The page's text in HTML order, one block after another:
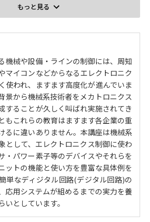
子 / IC / トランジスタ・タイマ回路 / パル
低周波電圧増幅回路 / 負帰還増幅回路
/ ブール代数・論理式 / 論理図記号 / 基
/ CMOS / デコーダとエンコーダ / マ
デマルチプレクサ / 加算器（アダー） /
プ / RS-フリップフロップ / D-フリップ
リップフロップ / マスタースレーブ方
ガ方式 / カウンタ / レジスタ / 組合せ回
CPUとメモリ / ソフトロジック / マイク
/ ASIC / PLD・PLA / ゲートアレイ
い方
ガティブ・フィードバック / ゲインとデ
幅回路 / 理想オペアンプとNFB / 反転増
増幅回路 / 電圧フォロワ（ユニティゲイ
データブックの見方 / 絶対最大定格 / 電
数特性 / 可変高ゲイン増幅回路（T形フ
もっと見る
機械や設備・ラインの制御には、周知
マイコンなどからなるエレクトロニク
使われ、ますます高度化が進んでいま
景から機械系技術者をメカトロニクス
することが久しく叫ばれ実施されてき
もこれらの教育はますます各企業の重
るに違いありません。本講座は機械系
として、エレクトロニクス制御に使わ
・パワー素子等のデバイスやそれらを
ットの機能と使い方を豊富な具体例を
単なディジタル回路(デジタル回路)の
応用システムが組めるまでの実力を養
いとしています。